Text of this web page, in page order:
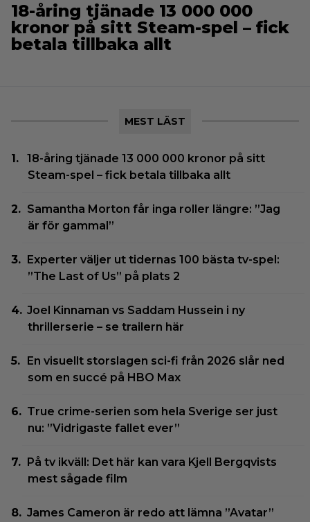
18-åring tjänade 13 000 000
kronor på sitt Steam-spel – fick
betala tillbaka allt
MEST LÄST
18-åring tjänade 13 000 000 kronor på sitt
Steam-spel – fick betala tillbaka allt
Samantha Morton får inga roller längre: ”Jag
är för gammal”
Experter väljer ut tidernas 100 bästa tv-spel:
”The Last of Us” på plats 2
Joel Kinnaman vs Saddam Hussein i ny
thrillerserie – se trailern här
En visuellt storslagen sci-fi från 2026 slår ned
som en succé på HBO Max
True crime-serien som hela Sverige ser just
nu: ”Vidrigaste fallet ever”
På tv ikväll: Det här kan vara Kjell Bergqvists
mest sågade film
James Cameron är redo att lämna ”Avatar”